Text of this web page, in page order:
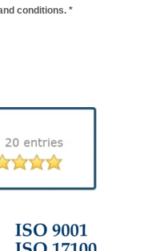
conditions. *